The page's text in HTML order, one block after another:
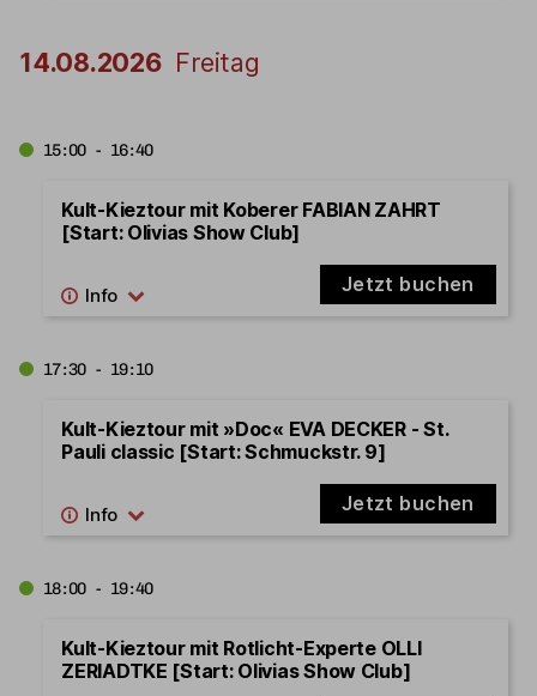
14.08.2026 Freitag
15:00 - 16:40
Kult-Kieztour mit Koberer FABIAN ZAHRT
[Start: Olivias Show Club]
Jetzt buchen
17:30 - 19:10
Kult-Kieztour mit »Doc« EVA DECKER - St.
Pauli classic [Start: Schmuckstr. 9]
Jetzt buchen
18:00 - 19:40
Kult-Kieztour mit Rotlicht-Experte OLLI
ZERIADTKE [Start: Olivias Show Club]